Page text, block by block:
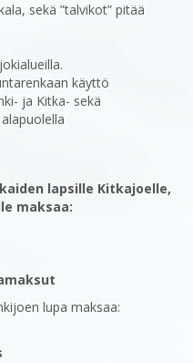
sekä ”talvikot” pitää
käyttö
ja Kitka- sekä
lapsille Kitkajoelle,
maksaa:
lupa maksaa: